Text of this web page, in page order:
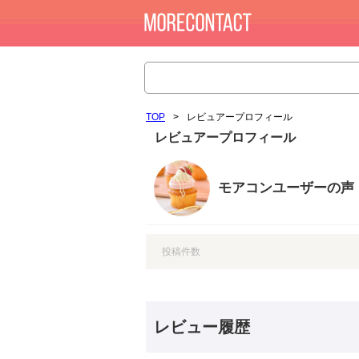
TOP > レビュアープロフィール
レビュアープロフィール
モアコンユーザーの声
投稿件数
レビュー履歴